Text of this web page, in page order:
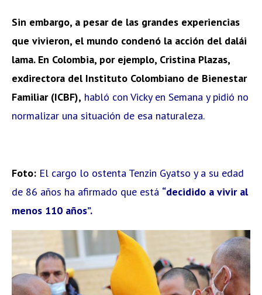
Sin embargo, a pesar de las grandes experiencias
que vivieron, el mundo condenó la acción del dalái
lama. En Colombia, por ejemplo, Cristina Plazas,
exdirectora del Instituto Colombiano de Bienestar
Familiar (ICBF), habló con Vicky en Semana y pidió no
normalizar una situación de esa naturaleza.
Foto: El cargo lo ostenta Tenzin Gyatso y a su edad
de 86 años ha afirmado que está “decidido a vivir al
menos 110 años”.